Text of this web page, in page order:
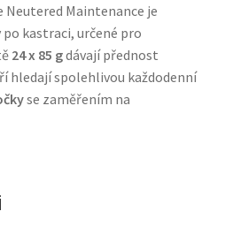
psy — Italské krmivo s
kvalita a přirozené složení
Neutered Maintenance je
kastraci, určené pro
24 x 85 gdávají přednost
hledají spolehlivou každodenní
se zaměřením na